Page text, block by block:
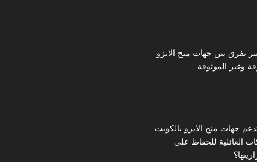
تفرق بين جهات منح الايزو
وغير الموثوقة
جهات منح الايزو بالكويت
العائلية للحفاظ على